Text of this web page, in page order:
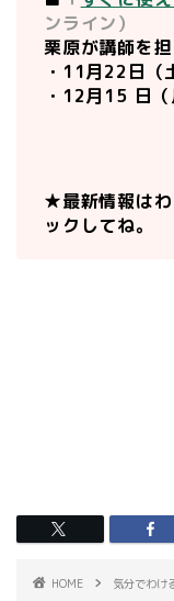
ンライン）
栗原が講師を
・11月22日
・12月15 日
★最新情報は
ックしてね。
HOME 気分でわけ